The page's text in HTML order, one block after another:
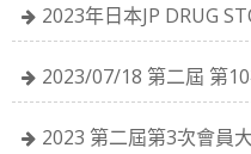
2023年日本JP DRUG
2023/07/18 第二屆 第
2023 第二屆第3次會員